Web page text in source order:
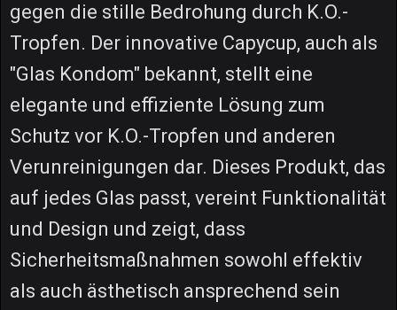
gegen die stille Bedrohung durch K.O.-
Tropfen. Der innovative Capycup, auch als
"Glas Kondom" bekannt, stellt eine
elegante und effiziente Lösung zum
Schutz vor K.O.-Tropfen und anderen
Verunreinigungen dar. Dieses Produkt, das
auf jedes Glas passt, vereint Funktionalität
und Design und zeigt, dass
Sicherheitsmaßnahmen sowohl effektiv
als auch ästhetisch ansprechend sein